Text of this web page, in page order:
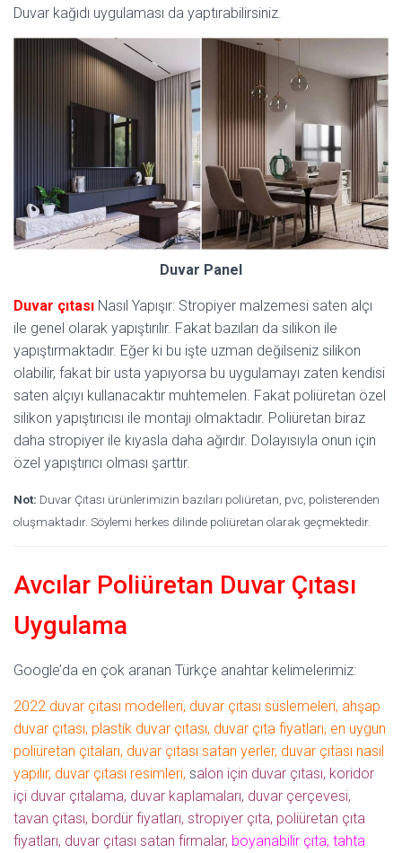
Duvar kağıdı uygulaması da yaptırabilirsiniz.
Duvar Panel
Duvar çıtası Nasıl Yapışır: Stropiyer malzemesi saten alçı
ile genel olarak yapıştırılır. Fakat bazıları da silikon ile
yapıştırmaktadır. Eğer ki bu işte uzman değilseniz silikon
olabilir, fakat bir usta yapıyorsa bu uygulamayı zaten kendisi
saten alçıyı kullanacaktır muhtemelen. Fakat poliüretan özel
silikon yapıştırıcısı ile montajı olmaktadır. Poliüretan biraz
daha stropiyer ile kıyasla daha ağırdır. Dolayısıyla onun için
özel yapıştırıcı olması şarttır.
Not: Duvar Çıtası ürünlerimizin bazıları poliüretan, pvc, polisterenden
oluşmaktadır. Söylemi herkes dilinde poliüretan olarak geçmektedir.
Avcılar Poliüretan Duvar Çıtası
Uygulama
Google’da en çok aranan Türkçe anahtar kelimelerimiz:
2022 duvar çıtası modelleri, duvar çıtası süslemeleri, ahşap
duvar çıtası, plastik duvar çıtası, duvar çıta fiyatları, en uygun
poliüretan çıtaları, duvar çıtası satan yerler, duvar çıtası nasıl
yapılır, duvar çıtası resimleri, salon için duvar çıtası, koridor
içi duvar çıtalama, duvar kaplamaları, duvar çerçevesi,
tavan çıtası, bordür fiyatları, stropiyer çıta, poliüretan çıta
fiyatları, duvar çıtası satan firmalar, boyanabilir çıta, tahta